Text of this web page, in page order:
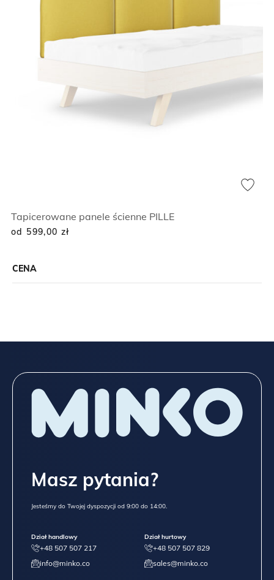
CENA
Tapicerowane panele ścienne PILLE
od 599,00zł
Masz pytania?
Jesteśmy do Twojej dyspozycji od 9:00 do 14:00.
Dział handlowy
+48 507 507 217
info@minko.co
Dział hurtowy
+48 507 507 829
sales@minko.co